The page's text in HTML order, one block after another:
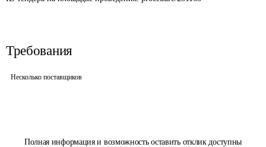
Полная информация и возможность оставить отклик доступны
Требования
Несколько поставщиков